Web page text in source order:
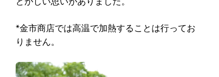
*金市商店では高温で加熱することは行ってお
りません。